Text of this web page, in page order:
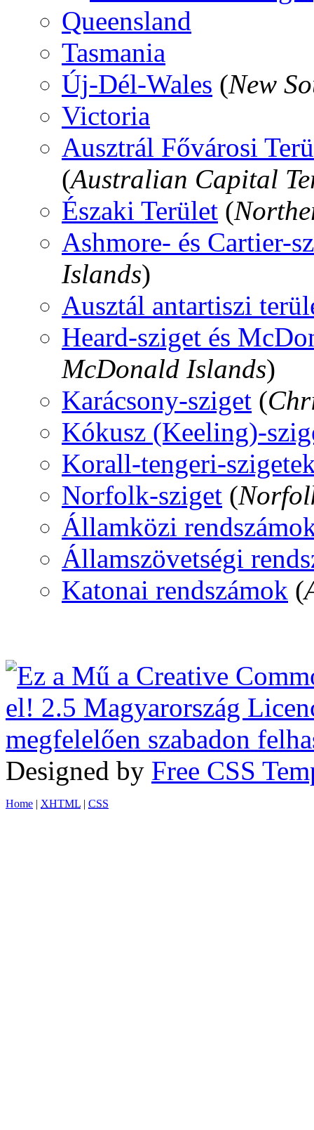
Queensland
Tasmania
Új-Dél-Wales (New
Victoria
Ausztrál Fővárosi
(Australian Capital
Északi Terület (
Ashmore- és Cartier-
Islands)
Ausztál antartiszi
Heard-sziget és
McDonald Islands)
Karácsony-sziget (
Kókusz (Keeling)-
Korall-tengeri-
Norfolk-sziget (
Államközi
Államszövetségi
Katonai rendszámok (
Designed by Free CSS
Home | XHTML | CSS